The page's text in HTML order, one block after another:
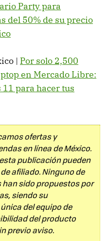
Party para
del 50% de su precio
| Por solo 2,500
en Mercado Libre:
para hacer tus
ofertas y
en línea de México.
publicación pueden
afiliado. Ninguno de
sido propuestos por
siendo su
del equipo de
del producto
previo aviso.